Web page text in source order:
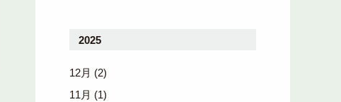
2025
12月 (2)
11月 (1)